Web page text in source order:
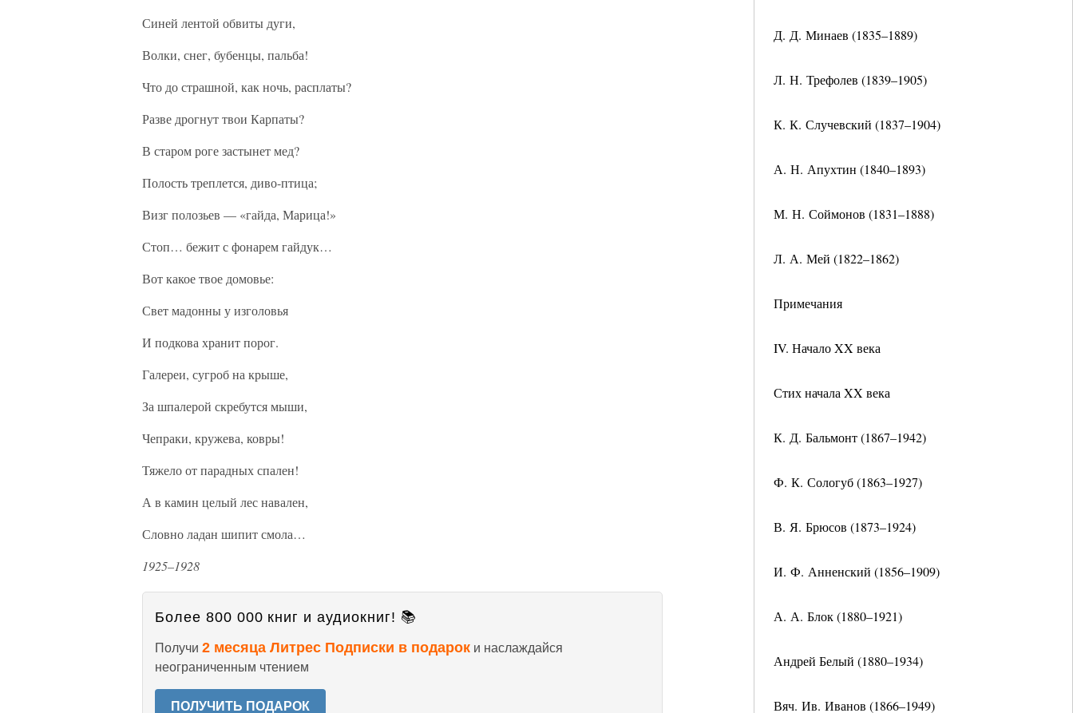
Д. Д. Минаев (1835–1889)
Л. Н. Трефолев (1839–1905)
К. К. Случевский (1837–1904)
А. Н. Апухтин (1840–1893)
М. Н. Соймонов (1831–1888)
Л. А. Мей (1822–1862)
Примечания
IV. Начало XX века
Стих начала XX века
К. Д. Бальмонт (1867–1942)
Ф. К. Сологуб (1863–1927)
В. Я. Брюсов (1873–1924)
И. Ф. Анненский (1856–1909)
А. А. Блок (1880–1921)
Андрей Белый (1880–1934)
Вяч. Ив. Иванов (1866–1949)
Синей лентой обвиты дуги,
Волки, снег, бубенцы, пальба!
Что до страшной, как ночь, расплаты?
Разве дрогнут твои Карпаты?
В старом роге застынет мед?
Полость треплется, диво-птица;
Визг полозьев — «гайда, Марица!»
Стоп… бежит с фонарем гайдук…
Вот какое твое домовье:
Свет мадонны у изголовья
И подкова хранит порог.
Галереи, сугроб на крыше,
За шпалерой скребутся мыши,
Чепраки, кружева, ковры!
Тяжело от парадных спален!
А в камин целый лес навален,
Словно ладан шипит смола…
1925–1928
Более 800 000 книг и аудиокниг! 📚
Получи 2 месяца Литрес Подписки в подарок и наслаждайся
неограниченным чтением
ПОЛУЧИТЬ ПОДАРОК